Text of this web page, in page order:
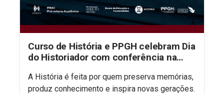
Curso de História e PPGH celebram Dia
do Historiador com conferência na
A História é feita por quem preserva memórias,
produz conhecimento e inspira novas gerações.